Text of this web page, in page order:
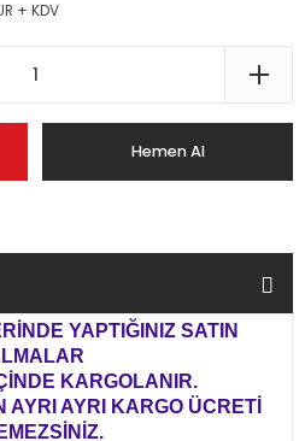
+ KDV
Hemen Al
YAPTIĞINIZ SATIN
KARGOLANIR.
AYRI AYRI KARGO ÜCRETİ